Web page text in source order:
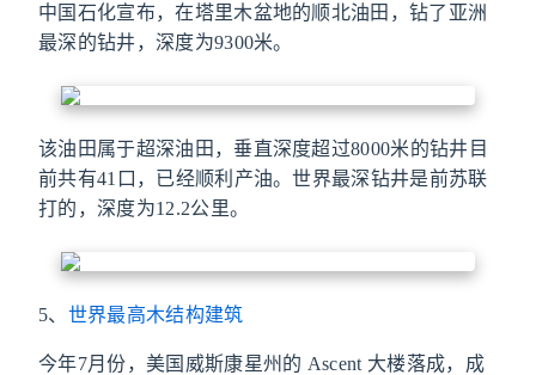
中国石化宣布，在塔里木盆地的顺北油田，钻了亚洲
最深的钻井，深度为9300米。
该油田属于超深油田，垂直深度超过8000米的钻井目
前共有41口，已经顺利产油。世界最深钻井是前苏联
打的，深度为12.2公里。
5、 世界最高木结构建筑
今年7月份，美国威斯康星州的 Ascent 大楼落成，成